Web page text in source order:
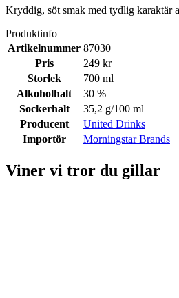
Kryddig, söt smak med tydlig karaktär
Produktinfo
Artikelnummer 87030
Pris
249 kr
Storlek
700 ml
Alkoholhalt
30 %
Sockerhalt
35,2 g/100 ml
Producent
United Drinks
Importör
Morningstar Brands
Viner vi tror du gillar